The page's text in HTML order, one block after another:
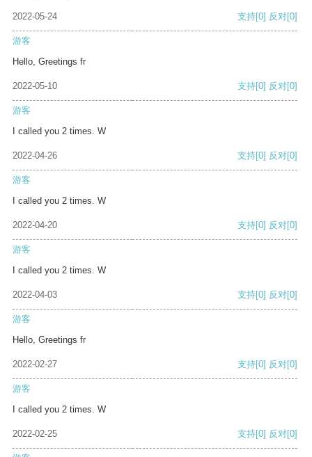
2022-05-24 支持[0] 反对[0]
游客
Hello, Greetings fr
2022-05-10 支持[0] 反对[0]
游客
I called you 2 times. W
2022-04-26 支持[0] 反对[0]
游客
I called you 2 times. W
2022-04-20 支持[0] 反对[0]
游客
I called you 2 times. W
2022-04-03 支持[0] 反对[0]
游客
Hello, Greetings fr
2022-02-27 支持[0] 反对[0]
游客
I called you 2 times. W
2022-02-25 支持[0] 反对[0]